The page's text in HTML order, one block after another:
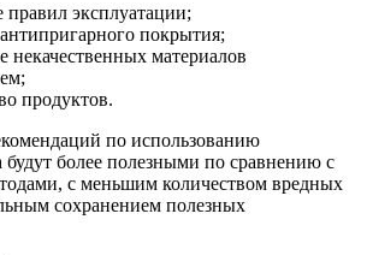
правил эксплуатации;
покрытия;
некачественных материалов
продуктов.
по использованию
будут более полезными по сравнению с
с меньшим количеством вредных
сохранением полезных